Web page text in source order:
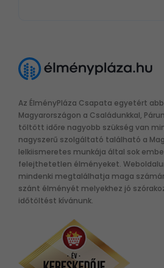
Az ÉlményPláza Csapata egyetért
Magyarországon a Családunkkal,
töltött időre nagyobb szükség van
nagyszerű szolgáltató található a
lelkiismeretes munkája által sok
felejthetetlen élményeket.
mindenki megtalálhatja maga
szánt élményét melyekhez jó
időtöltést kívánunk.